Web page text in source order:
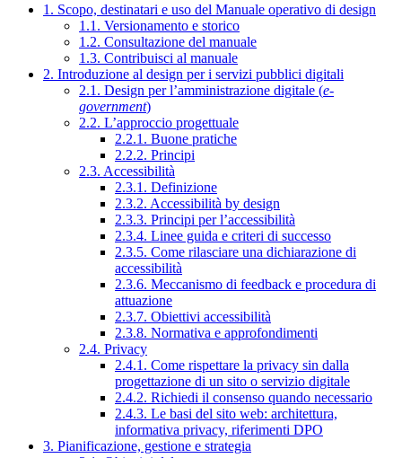
1. Scopo, destinatari e uso del Manuale operativo di design
1.1. Versionamento e storico
1.2. Consultazione del manuale
1.3. Contribuisci al manuale
2. Introduzione al design per i servizi pubblici digitali
2.1. Design per l’amministrazione digitale (e-
government)
2.2. L’approccio progettuale
2.2.1. Buone pratiche
2.2.2. Principi
2.3. Accessibilità
2.3.1. Definizione
2.3.2. Accessibilità by design
2.3.3. Principi per l’accessibilità
2.3.4. Linee guida e criteri di successo
2.3.5. Come rilasciare una dichiarazione di
accessibilità
2.3.6. Meccanismo di feedback e procedura di
attuazione
2.3.7. Obiettivi accessibilità
2.3.8. Normativa e approfondimenti
2.4. Privacy
2.4.1. Come rispettare la privacy sin dalla
progettazione di un sito o servizio digitale
2.4.2. Richiedi il consenso quando necessario
2.4.3. Le basi del sito web: architettura,
informativa privacy, riferimenti DPO
3. Pianificazione, gestione e strategia